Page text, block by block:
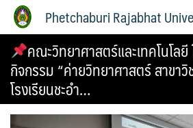
Phetchaburi Rajabhat
คณะวิทยาศาสตร์และเทคโนโล
กิจกรรม “ค่ายวิทยาศาสตร์ สาขาวิ
โรงเรียนชะอำ…